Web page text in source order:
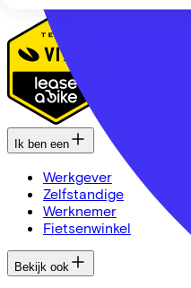
Ik ben een
Werkgever
Zelfstandige
Werknemer
Fietsenwinkel
Bekijk ook